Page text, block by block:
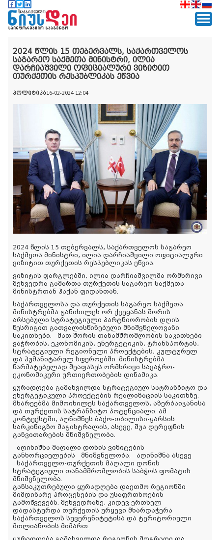
2024 წლის 15 თებერვალს, საქართველოს
საგარეო საქმეთა მინისტრი, ილია
დარჩიაშვილი ოფიციალური ვიზიტით
თურქეთის რესპუბლიკას ეწვია
პოლიტიკა16-02-2024 12:04
2024 წლის 15 თებერვალს, საქართველოს საგარეო
საქმეთა მინისტრი, ილია დარჩიაშვილი ოფიციალური
ვიზიტით თურქეთის რესპუბლიკას ეწვია.
ვიზიტის ფარგლებში, ილია დარჩიაშვილმა ორმხრივი
შეხვედრა გამართა თურქეთის საგარეო საქმეთა
მინისტრთან ჰაქან ფიდანთან.
საქართველოსა და თურქეთის საგარეო საქმეთა
მინისტრებმა განიხილეს ორ ქვეყანას შორის
არსებული სტრატეგიული პარტნიორობის დღის
წესრიგით გათვალისწინებული მნიშვნელოვანი
საკითხები. მათ შორის თანამშრომლობის საკითხები
ვაჭრობის, ეკონომიკის, ენერგეტიკის, ტრანსპორტის,
სტრატეგიული რეგიონული პროექტების, კულტურულ
და ჰუმანიტარულ სფეროებში. მინისტრებმა
წარმატებულად შეაფასეს ორმხრივი სავაჭრო-
ეკონომიკური ურთიერთობების დინამიკა.
ყურადღება გამახვილდა სტრატეგიულ სატრანზიტო და
ენერგეტიკული პროექტების რეალიზაციის საკითხზე.
მხარეებმა მიმოიხილეს საქართველოს, აზერბაიჯანისა
და თურქეთის სატრანზიტო პოტენციალი. ამ
კონტექსტში, აღნიშნეს ბაქო-თბილისი-ყარსის
სარკინიგზო მაგისტრალის, ასევე, შუა დერეფნის
განვითარების მნიშვნელობა.
აღინიშნა მაღალი დონის ვიზიტების
განხორციელების მნიშვნელობა. აღინიშნა ასევე
საქართველო-თურქეთის მაღალი დონის
სტრატეგიული თანამშრომლობის საბჭოს ფომატის
მნიშვნელობა.
განსაკუთრებული ყურადღება დაეთმო რეგიონში
მიმდინარე პროცესების და უსაფრთხოების
გამოწვევებს. შეხვედრაზე, კიდევ ერთხელ
დადასტურდა თურქეთის ურყევი მხარდაჭერა
საქართველოს სუვერენიტეტისა და ტერიტორიული
მთლიანობის მიმართ.